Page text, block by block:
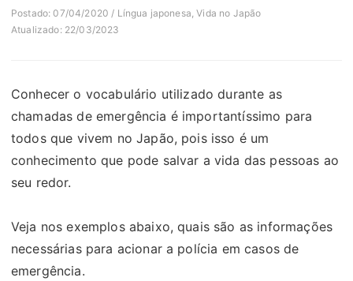
Postado: 07/04/2020 / Língua japonesa,Vida no Japão
Atualizado: 22/03/2023
Conhecer o vocabulário utilizado durante as
chamadas de emergência é importantíssimo para
todos que vivem no Japão, pois isso é um
conhecimento que pode salvar a vida das pessoas ao
seu redor.
Veja nos exemplos abaixo, quais são as informações
necessárias para acionar a polícia em casos de
emergência.